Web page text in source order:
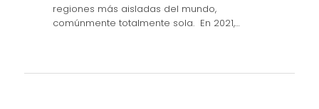
regiones más aisladas del mundo,
comúnmente totalmente sola. En 2021,…